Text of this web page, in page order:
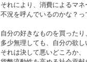
それにより、消費によるマ
不況を呼んでいるのかな？っ
自分の好きなものを買ったり、
多少無理しても、自分の欲し
それは決して悪いどころか、